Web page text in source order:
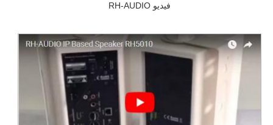
RH-AUDIO فيديو